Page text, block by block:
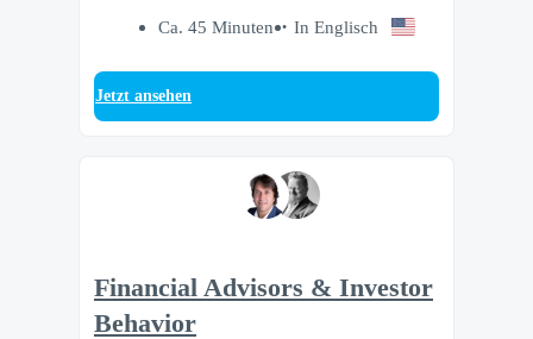
Ca. 45 Minuten In Englisch
Jetzt ansehen
Financial Advisors & Investor
Behavior